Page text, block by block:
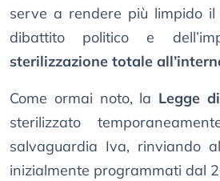
serve a rendere più limpido il
dibattito politico e
sterilizzazione totale
Come ormai noto, la Legge
sterilizzato
salvaguardia Iva, rinviando
inizialmente programmati dal